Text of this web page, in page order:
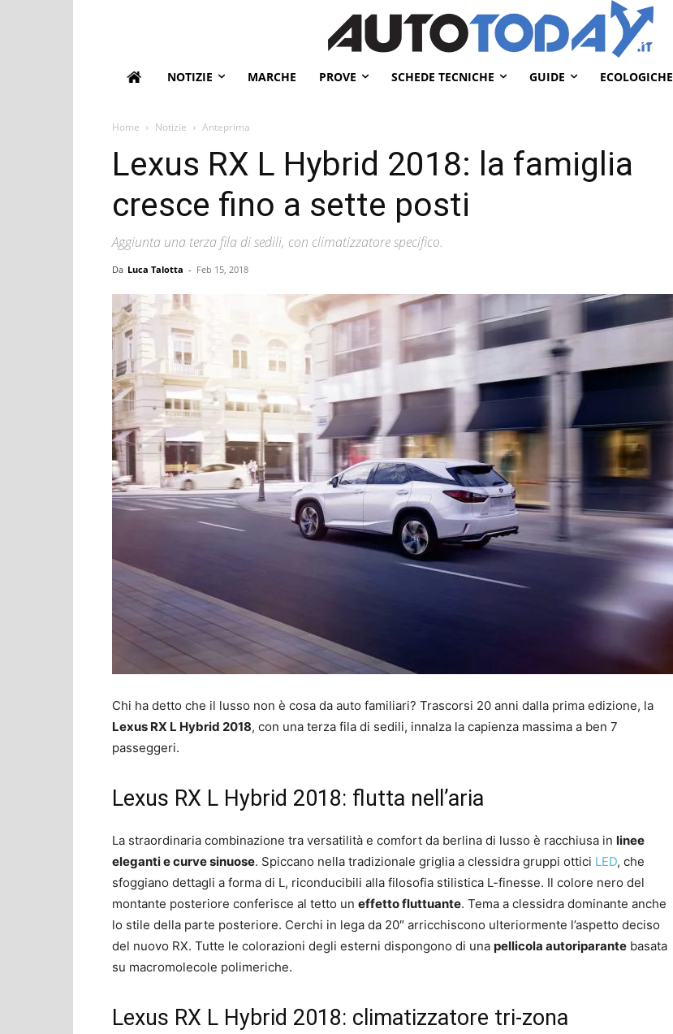
NOTIZIE MARCHE PROVE SCHEDE TECNICHE GUIDE ECOLOGICHE
Home Notizie Anteprima
Lexus RX L Hybrid 2018: la famiglia
cresce fino a sette posti
Aggiunta una terza fila di sedili, con climatizzatore specifico.
Da Luca Talotta - Feb 15, 2018
Chi ha detto che il lusso non è cosa da auto familiari? Trascorsi 20 anni dalla prima edizione, la
Lexus RX L Hybrid 2018, con una terza fila di sedili, innalza la capienza massima a ben 7
passeggeri.
Lexus RX L Hybrid 2018: flutta nell’aria
La straordinaria combinazione tra versatilità e comfort da berlina di lusso è racchiusa in linee
eleganti e curve sinuose. Spiccano nella tradizionale griglia a clessidra gruppi ottici LED, che
sfoggiano dettagli a forma di L, riconducibili alla filosofia stilistica L-finesse. Il colore nero del
montante posteriore conferisce al tetto un effetto fluttuante. Tema a clessidra dominante anche
lo stile della parte posteriore. Cerchi in lega da 20″ arricchiscono ulteriormente l’aspetto deciso
del nuovo RX. Tutte le colorazioni degli esterni dispongono di una pellicola autoriparante basata
su macromolecole polimeriche.
Lexus RX L Hybrid 2018: climatizzatore tri-zona